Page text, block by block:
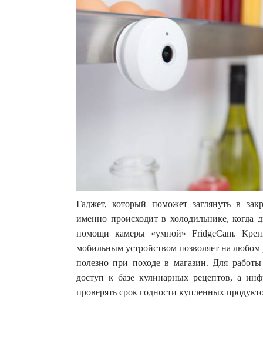
Гаджет, который поможет заглянуть в
именно происходит в холодильнике, когда
помощи камеры «умной» FridgeCam.
мобильным устройством позволяет на любом
полезно при походе в магазин. Для
доступ к базе кулинарных рецептов, а
проверять срок годности купленных